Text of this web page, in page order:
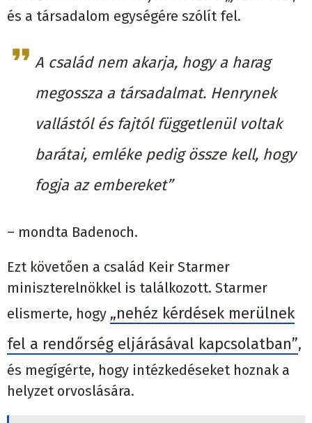
és a társadalom egységére szólít fel.
A család nem akarja, hogy a harag
megossza a társadalmat. Henrynek
vallástól és fajtól függetlenül voltak
barátai, emléke pedig össze kell, hogy
fogja az embereket”
– mondta Badenoch.
Ezt követően a család Keir Starmer
miniszterelnökkel is találkozott. Starmer
elismerte, hogy „nehéz kérdések merülnek
fel a rendőrség eljárásával kapcsolatban”,
és megígérte, hogy intézkedéseket hoznak a
helyzet orvoslására.